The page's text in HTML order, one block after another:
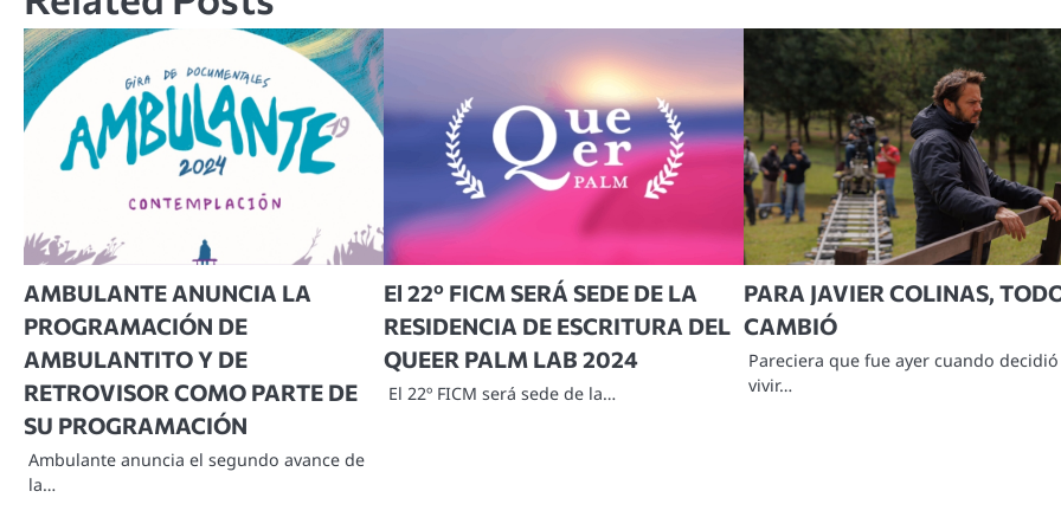
AMBULANTE ANUNCIA LA
PROGRAMACIÓN DE
AMBULANTITO Y DE
RETROVISOR COMO PARTE DE
SU PROGRAMACIÓN
Ambulante anuncia el segundo avance de
la…
El 22º FICM SERÁ SEDE DE LA
RESIDENCIA DE ESCRITURA DEL
QUEER PALM LAB 2024
El 22º FICM será sede de la…
PARA JAVIER COLINAS,
CAMBIÓ
Pareciera que fue ayer cuando decidió
vivir…